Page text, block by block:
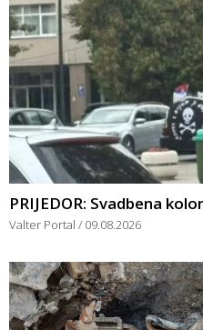
PRIJEDOR: Svadbena
Valter Portal 09.08.2026